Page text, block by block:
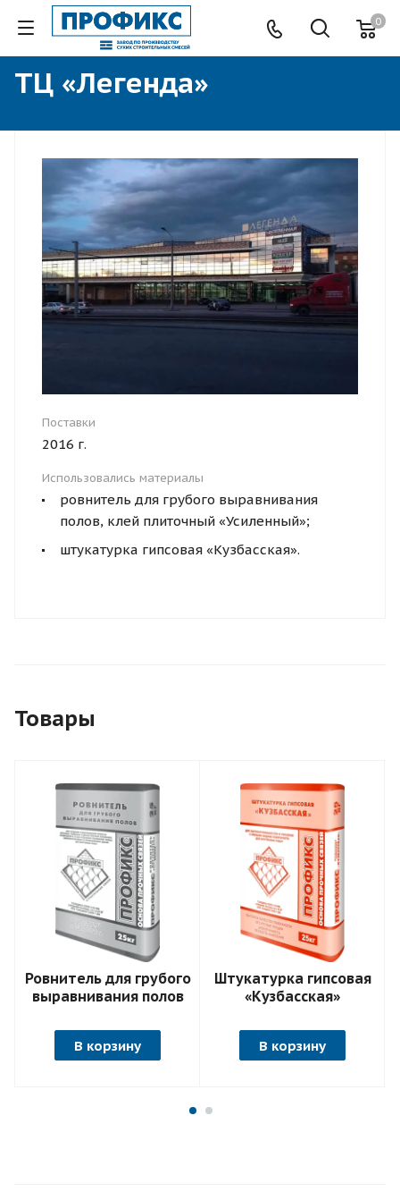
0
ТЦ «Легенда»
Поставки
2016 г.
Использовались материалы
ровнитель для грубого выравнивания
полов, клей плиточный «Усиленный»;
штукатурка гипсовая «Кузбасская».
Товары
Ровнитель для грубого
выравнивания полов
В корзину
Штукатурка гипсовая
«Кузбасская»
В корзину